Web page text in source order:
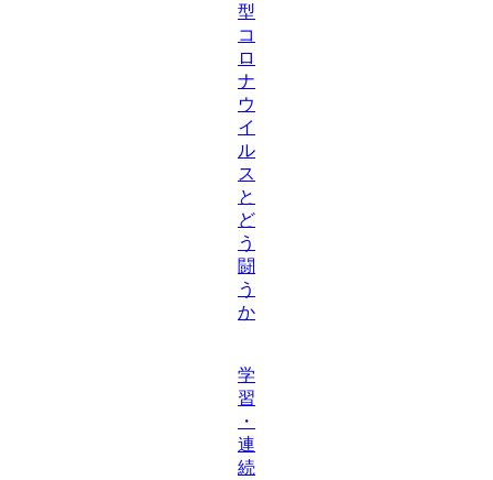
型
コ
ロ
ナ
ウ
イ
ル
ス
と
ど
う
闘
う
か
学
習
・
連
続